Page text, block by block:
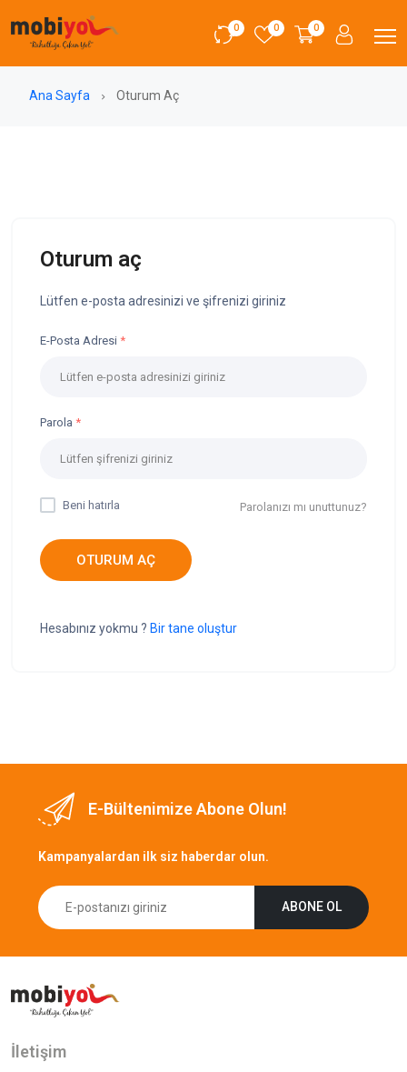
0 0 0
Ana Sayfa Oturum Aç
Oturum aç
Lütfen e-posta adresinizi ve şifrenizi giriniz
E-Posta Adresi
Parola
Beni hatırla Parolanızı mı unuttunuz?
OTURUM AÇ
Hesabınız yokmu ? Bir tane oluştur
E-Bültenimize Abone Olun!
Kampanyalardan ilk siz haberdar olun.
ABONE OL
İletişim